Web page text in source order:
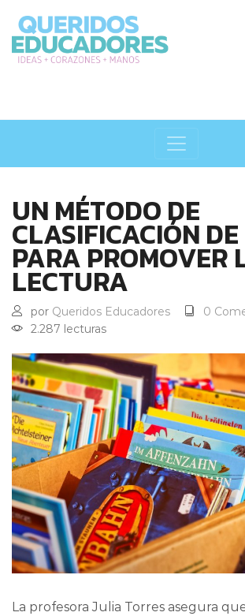
UN MÉTODO DE
CLASIFICACIÓN
PARA PROMOVER
LECTURA
por Queridos Educadores
0
2.287 lecturas
La profesora Julia Torres asegura